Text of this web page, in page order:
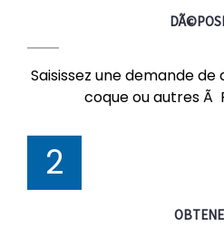
Saisissez une demande de
coque ou autres Ã
2